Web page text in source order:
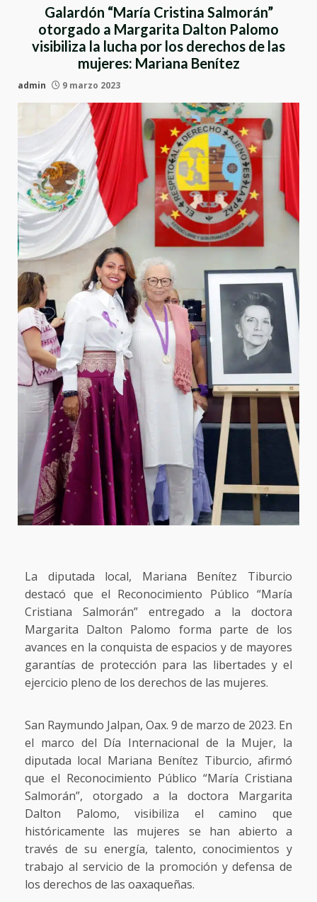
Galardón “María Cristina Salmorán”
otorgado a Margarita Dalton Palomo
visibiliza la lucha por los derechos de las
mujeres: Mariana Benítez
admin 9 marzo 2023
La diputada local, Mariana Benítez Tiburcio
destacó que el Reconocimiento Público “María
Cristiana Salmorán” entregado a la doctora
Margarita Dalton Palomo forma parte de los
avances en la conquista de espacios y de mayores
garantías de protección para las libertades y el
ejercicio pleno de los derechos de las mujeres.
San Raymundo Jalpan, Oax. 9 de marzo de 2023. En
el marco del Día Internacional de la Mujer, la
diputada local Mariana Benítez Tiburcio, afirmó
que el Reconocimiento Público “María Cristiana
Salmorán”, otorgado a la doctora Margarita
Dalton Palomo, visibiliza el camino que
históricamente las mujeres se han abierto a
través de su energía, talento, conocimientos y
trabajo al servicio de la promoción y defensa de
los derechos de las oaxaqueñas.